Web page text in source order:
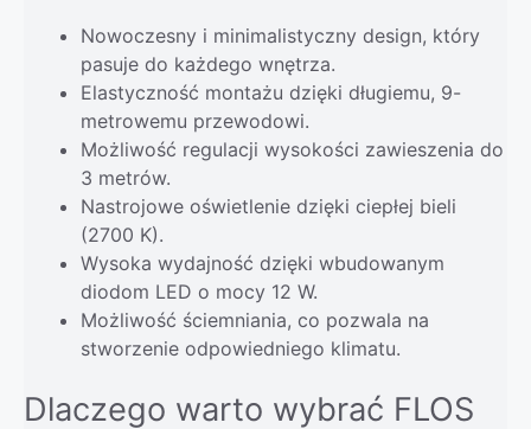
Nowoczesny i minimalistyczny design, który
pasuje do każdego wnętrza.
Elastyczność montażu dzięki długiemu, 9-
metrowemu przewodowi.
Możliwość regulacji wysokości zawieszenia do
3 metrów.
Nastrojowe oświetlenie dzięki ciepłej bieli
(2700 K).
Wysoka wydajność dzięki wbudowanym
diodom LED o mocy 12 W.
Możliwość ściemniania, co pozwala na
stworzenie odpowiedniego klimatu.
Dlaczego warto wybrać FLOS